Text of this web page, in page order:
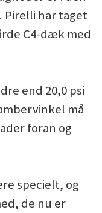
Pirelli har taget
C4-dæk med
end 20,0 psi
må
foran og
specielt, og
de nu er